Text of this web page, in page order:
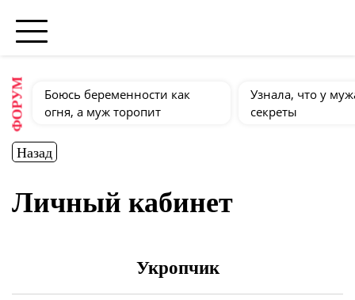
ФОРУМ
Боюсь беременности как
огня, а муж торопит
Узнала, что у
секреты
Назад
Личный кабинет
Укропчик